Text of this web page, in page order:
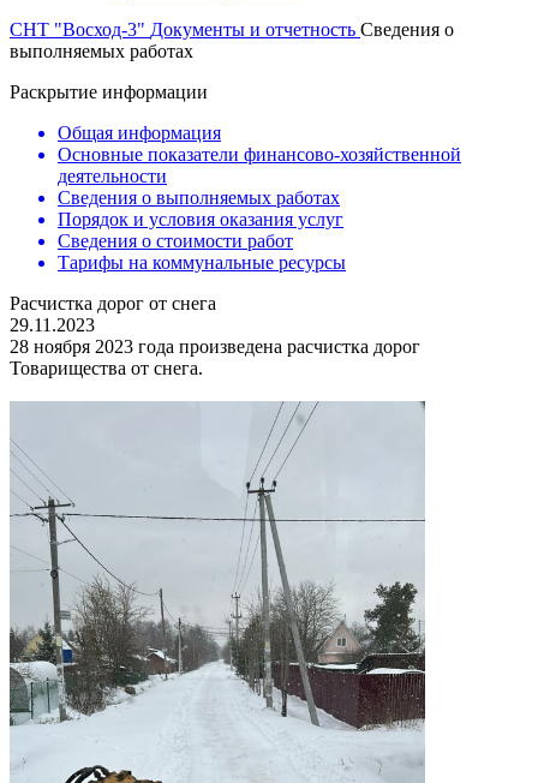
СНТ "Восход-3" Документы и отчетность Сведения о
выполняемых работах
Раскрытие информации
Общая информация
Основные показатели финансово-хозяйственной
деятельности
Сведения о выполняемых работах
Порядок и условия оказания услуг
Сведения о стоимости работ
Тарифы на коммунальные ресурсы
Расчистка дорог от снега
29.11.2023
28 ноября 2023 года произведена расчистка дорог
Товарищества от снега.